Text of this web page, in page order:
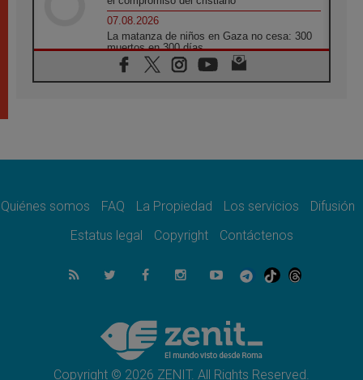
07.08.2026
La matanza de niños en Gaza no cesa: 300
muertos en 300 días
07.08.2026
Tagle: La guerra desfigura el mundo, solo la
como misión al servicio del Evangelio
SIGNIS 2026, dar voz a las religiosas en el
07.08.2026
Lanzan un proyecto de empoderamiento
Programa oficial del Viaje Apostólico del
Papa León XIV a Francia
Quiénes somos FAQ La Propiedad Los servicios
Difusión
Estatus legal
Copyright Contáctenos
Copyright © 2026 ZENIT. All Rights Reserved.